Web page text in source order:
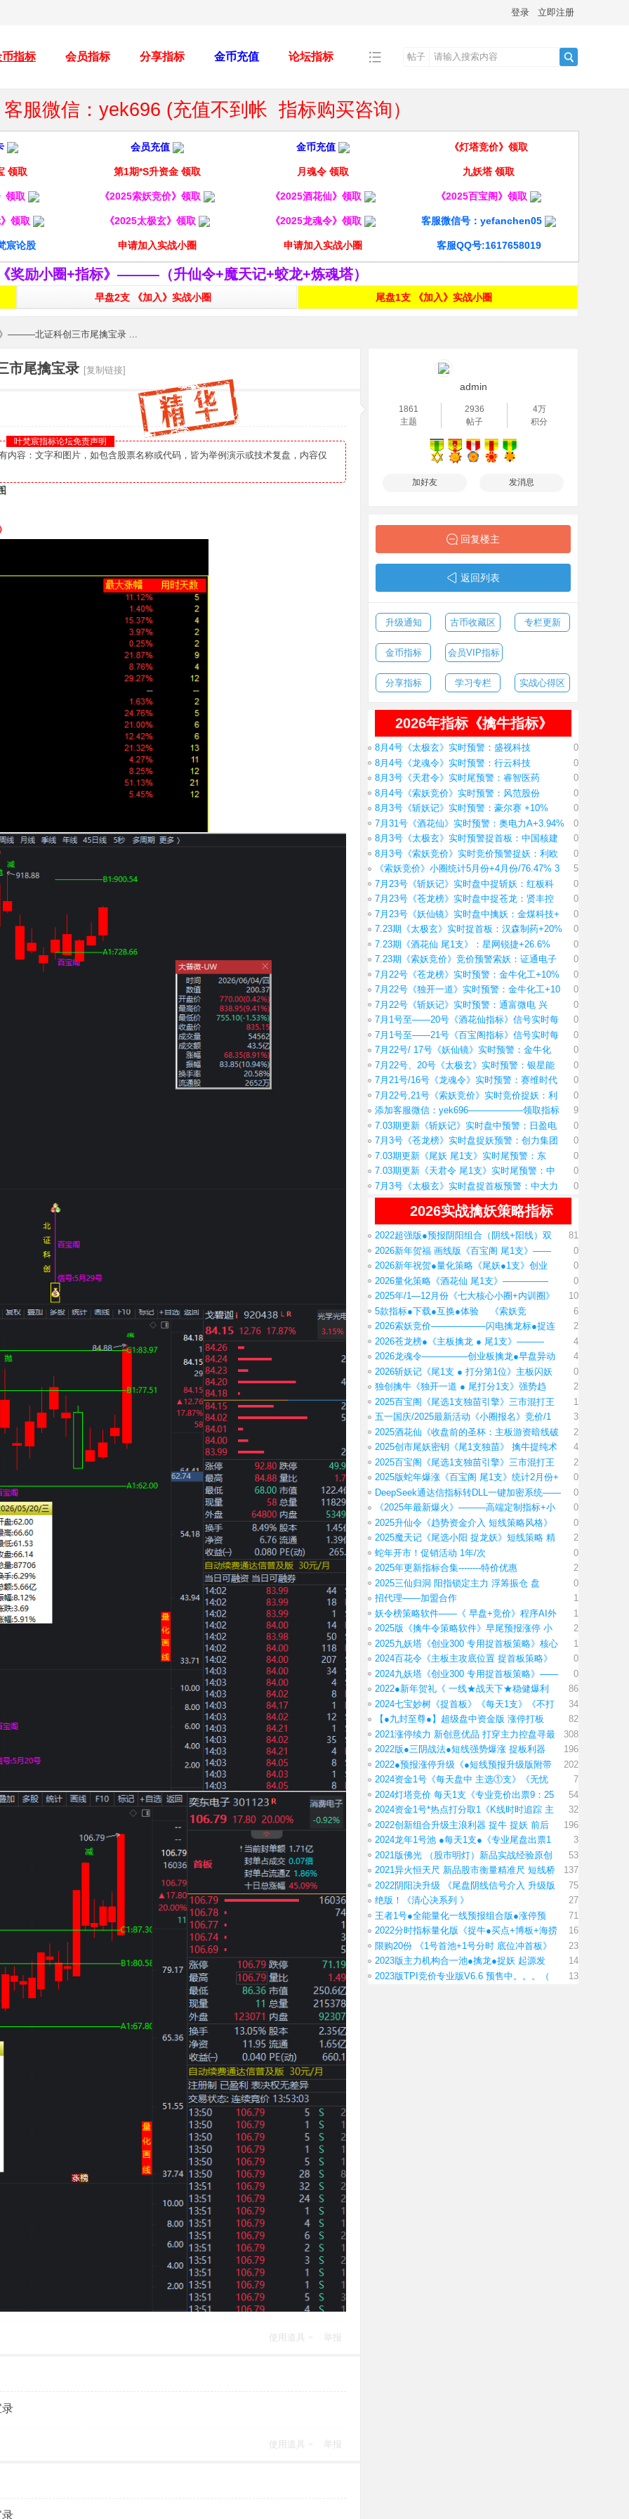
登录 立即注册
币指标 会员指标 分享指标 金币充值 论坛指标
帖子
服微信：yek696 (充值不到帐 指标购买咨询）
会员充值 金币充值 《灯塔竞价》领取
领取 第1期*S升资金 领取 月魂令 领取 九妖塔 领取
领取 《2025索妖竞价》领取 《2025酒花仙》领取 《2025百宝阁》领取
领取 《2025太极玄》领取 《2025龙魂令》领取 客服微信号：yefanchen05
宸论股 申请加入实战小圈 申请加入实战小圈 客服QQ号:1617658019
奖励小圈+指标》———（升仙令+魔天记+蛟龙+炼魂塔）
早盘2支 《加入》实战小圈 尾盘1支 《加入》实战小圈
》———北证科创三市尾擒宝录 ...
市尾擒宝录 [复制链接]
叶梵宸指标论坛免责声明
内容：文字和图片，如包含股票名称或代码，皆为举例演示或技术复盘，内容仅
使用道具 举报
使用道具 举报
admin
1861
主题
2936
帖子
4万
积分
加好友 发消息
回复楼主
返回列表
升级通知 古币收藏区 专栏更新
金币指标 会员VIP指标
分享指标 学习专栏 实战心得区
2026年指标《擒牛指标》
0
8月4号《太极玄》实时预警：盛视科技
0
8月4号《龙魂令》实时预警：行云科技
0
8月3号《天君令》实时尾预警：睿智医药
0
8月4号《索妖竞价》实时预警：风范股份
0
8月3号《斩妖记》实时预警：豪尔赛 +10%
0
7月31号《酒花仙》实时预警：奥电力A+3.94%
0
8月3号《太极玄》实时预警捉首板：中国核建
0
8月3号《索妖竞价》实时竞价预警捉妖：利欧
5
《索妖竞价》小圈统计5月份+4月份/76.47% 3
0
7月23号《斩妖记》实时盘中捉斩妖：红板科
0
7月23号《苍龙榜》实时盘中捉苍龙：贤丰控
0
7月23号《妖仙镜》实时盘中擒妖：金煤科技+
0
7.23期《太极玄》实时捉首板：汉森制药+20%
0
7.23期《酒花仙 尾1支》：星网锐捷+26.6%
0
7.23期《索妖竞价》竞价预警索妖：证通电子
0
7月22号《苍龙榜》实时预警：金牛化工+10%
0
7月22号《独开一道》实时预警：金牛化工+10
0
7月22号《斩妖记》实时预警：通富微电 兴
0
7月1号至——20号《酒花仙指标》信号实时每
0
7月1号至——21号《百宝阁指标》信号实时每
0
7月22号/ 17号《妖仙镜》实时预警：金牛化
0
7月22号、20号《太极玄》实时预警：银星能
0
7月21号/16号《龙魂令》实时预警：赛维时代
0
7月22号,21号《索妖竞价》实时竞价捉妖：利
9
添加客服微信：yek696——————领取指标
0
7.03期更新《斩妖记》实时盘中预警：日盈电
0
7月3号《苍龙榜》实时盘捉妖预警：创力集团
0
7.03期更新《尾妖 尾1支》实时尾预警：东
0
7.03期更新《天君令 尾1支》实时尾预警：中
0
7月3号《太极玄》实时盘捉首板预警：中大力
2026实战擒妖策略指标
81
2022超强版●预报阴阳组合（阴线+阳线）双
0
2026新年贺福 画线版《百宝阁 尾1支》——
0
2026新年祝贺●量化策略《尾妖●1支》创业
0
2026量化策略《酒花仙 尾1支》—————
10
2025年/1—12月份《七大核心小圈+内训圈》
6
5款指标●下载●互换●体验 《索妖竞
2
2026索妖竞价——————闪电擒龙标●捉连
4
2026苍龙榜●《主板擒龙 ● 尾1支》———
4
2026龙魂令—————创业板擒龙●早盘异动
0
2026斩妖记《尾1支 ● 打分第1位》主板闪妖
2
独创擒牛《独开一道 ● 尾打分1支》强势趋
1
2025百宝阁《尾选1支独苗引擎》三市混打王
3
五一国庆/2025最新活动《小圈报名》竞价/1
2
2025酒花仙《收盘前的圣杯：主板游资暗线破
4
2025创市尾妖密钥《尾1支独苗》 擒牛提纯术
2
2025百宝阁《尾选1支独苗引擎》三市混打王
0
2025版蛇年爆涨《百宝阁 尾1支》统计2月份+
0
DeepSeek通达信指标转DLL一键加密系统——
0
《2025年最新爆火》———高端定制指标+小
0
2025升仙令《趋势资金介入 短线策略风格》
2
2025魔天记《尾选小阳 捉龙妖》短线策略 精
0
蛇年开市！促销活动 1年/次
2
2025年更新指标合集--------特价优惠
0
2025三仙归洞 阳指锁定主力 浮筹振仓 盘
1
招代理——加盟合作
1
妖令榜策略软件——《 早盘+竞价》程序AI外
2
2025版《擒牛令策略软件》早尾预报涨停 小
1
2025九妖塔《创业300 专用捉首板策略》核心
0
2024百花令《主板主攻底位置 捉首板策略》
0
2024九妖塔《创业300 专用捉首板策略》——
86
2022●新年贺礼《 一线★战天下★稳健爆利
34
2024七宝妙树《捉首板》《每天1支》《不打
82
【●九封至尊●】超级盘中资金版 涨停打板
308
2021涨停续力 新创意优品 打穿主力控盘寻最
196
2022版●三阴战法●短线强势爆涨 捉板利器
202
2022●预报涨停升级《●短线预报升级版附带
7
2024资金1号《每天盘中 主选①支》《无忧
54
2024灯塔竞价 每天1支《专业竞价出票9：25
32
2024资金1号*热点打分取1《K线时时追踪 主
196
2022创新组合升级主浪利器 捉牛 捉妖 前后
3
2024龙年1号池 ●每天1支●《专业尾盘出票1
53
2021版佛光 （股市明灯）新品实战经验原创
137
2021异火恒天尺 新品股市衡量精准尺 短线桥
75
2022阴阳决升级 《尾盘阴线信号介入 升级版
27
绝版！《清心决系列 》
71
王者1号●全能量化一线预报组合版●涨停预
16
2022分时指标量化版《捉牛●买点+博板+海捞
23
限购20份 《1号首池+1号分时 底位冲首板》
14
2023版主力机构合一池●擒龙●捉妖 起源发
13
2023版TPI竞价专业版V6.6 预售中。。。（